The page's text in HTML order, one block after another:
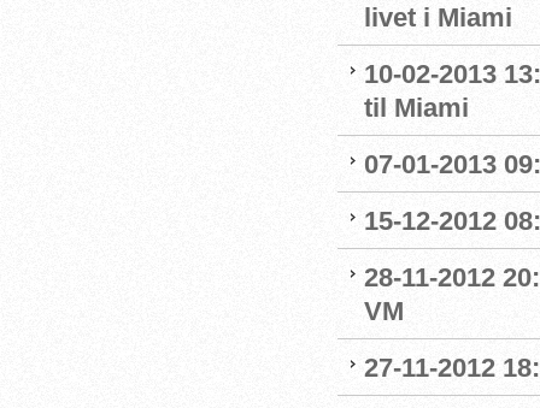
livet i Miami
10-02-2013
til Miami
07-01-2013
15-12-2012
28-11-2012
VM
27-11-2012